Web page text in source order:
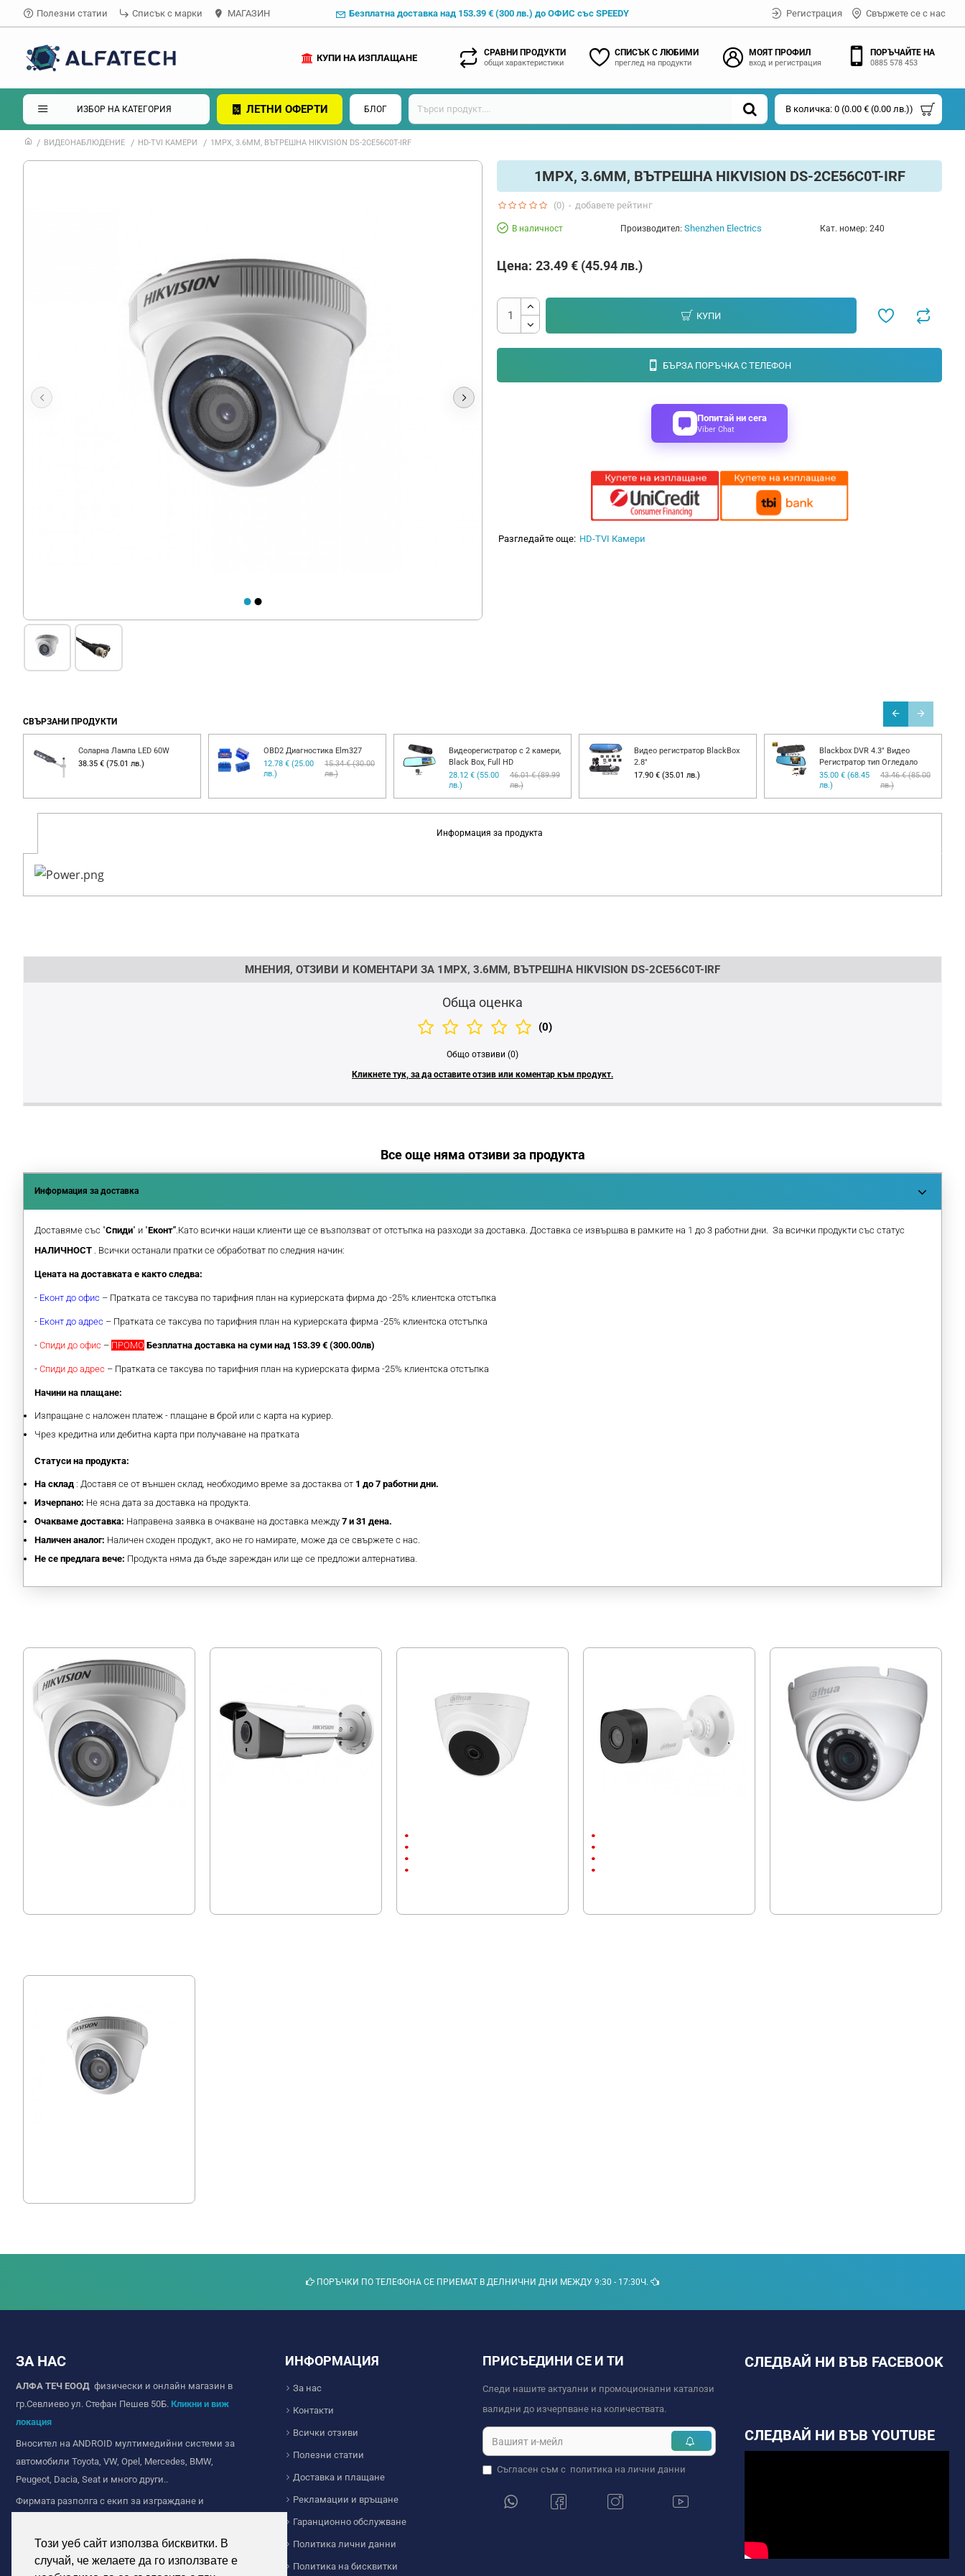
Този уеб сайт използва бисквитки. В
случай, че желаете да го използвате е
Полезни статии Списък с марки МАГАЗИН Безплатна доставка над 153.39 € (300 лв.) до ОФИС със SPEEDY Регистрация Свържете се с нас
СРАВНИ ПРОДУКТИ
общи характеристики
СПИСЪК С ЛЮБИМИ
преглед на продукти
МОЯТ ПРОФИЛ
вход и регистрация
ПОРЪЧАЙТЕ НА
0885 578 453
КУПИ НА ИЗПЛАЩАНЕ
ИЗБОР НА КАТЕГОРИЯ ЛЕТНИ ОФЕРТИ БЛОГ В количка: 0 (0.00 € (0.00 лв.))
ВИДЕОНАБЛЮДЕНИЕ HD-TVI КАМЕРИ 1MPX, 3.6MM, ВЪТРЕШНА HIKVISION DS-2CE56C0T-IRF
1MPX, 3.6MM, ВЪТРЕШНА HIKVISION DS-2CE56C0T-IRF
В наличност Производител: Shenzhen Electrics Кат. номер: 240
(0) - добавете рейтинг
Цена: 23.49 € (45.94 лв.)
КУПИ
БЪРЗА ПОРЪЧКА С ТЕЛЕФОН
Попитай ни сега
Viber Chat
Разгледайте още: HD-TVI Камери
СВЪРЗАНИ ПРОДУКТИ
Соларна Лампа LED 60W
38.35 € (75.01 лв.)
OBD2 Диагностика Elm327
12.78 € (25.00
лв.)
15.34 € (30.00
лв.)
Видеорегистратор с 2 камери,
Black Box, Full HD
28.12 € (55.00
лв.)
46.01 € (89.99
лв.)
Видео регистратор BlackBox
2.8"
17.90 € (35.01 лв.)
Blackbox DVR 4.3" Видео
Регистратор тип Огледало
35.00 € (68.45
лв.)
43.46 € (85.00
лв.)
Информация за продукта
МНЕНИЯ, ОТЗИВИ И КОМЕНТАРИ ЗА 1MPX, 3.6MM, ВЪТРЕШНА HIKVISION DS-2CE56C0T-IRF
Обща оценка
(0)
Общо отзвиви (0)
Кликнете тук, за да оставите отзив или коментар към продукт.
Все още няма отзиви за продукта
Информация за доставка
Доставяме със "Спиди" и "Еконт" .Като всички наши клиенти ще се възползват от отстъпка на разходи за доставка. Доставка се извършва в рамките на 1 до 3 работни дни. За всички продукти със статус
НАЛИЧНОСТ
. Всички останали пратки се обработват по следния начин:
Цената на доставката е както следва:
- Еконт до офис – Пратката се таксува по тарифния план на куриерската фирма до -25% клиентска отстъпка
- Еконт до адрес – Пратката се таксува по тарифния план на куриерската фирма -25% клиентска отстъпка
- Спиди до офис – ПРОМО Безплатна доставка на суми над 153.39 € (300.00лв)
- Спиди до адрес – Пратката се таксува по тарифния план на куриерската фирма -25% клиентска отстъпка
Начини на плащане:
Изпращане с наложен платеж - плащане в брой или с карта на куриер.
Чрез кредитна или дебитна карта при получаване на пратката
Статуси на продукта:
На склад : Доставя се от външен склад, необходимо време за достаква от 1 до 7 работни дни.
Изчерпано: Не ясна дата за доставка на продукта.
Очакваме доставка: Направена заявка в очакване на доставка между 7 и 31 дена.
Наличен аналог: Наличен сходен продукт, ако не го намирате, може да се свържете с нас.
Не се предлага вече: Продукта няма да бъде зареждан или ще се предложи алтернатива.
ПОРЪЧКИ ПО ТЕЛЕФОНА СЕ ПРИЕМАТ В ДЕЛНИЧНИ ДНИ МЕЖДУ 9:30 - 17:30Ч.
ЗА НАС
АЛФА ТЕЧ ЕООД физически и онлайн магазин в
гр.Севлиево ул. Стефан Пешев 50Б. Кликни и виж
локация
Вносител на ANDROID мултимедийни системи за
автомобили Toyota, VW, Opel, Mercedes, BMW,
Peugeot, Dacia, Seat и много други..
Фирмата разполга с екип за изграждане и
ние сме с дългогодишен опит в сферата на
видеонаблюдението.
ИНФОРМАЦИЯ
За нас
Контакти
Всички отзиви
Полезни статии
Доставка и плащане
Рекламации и връщане
Гаранционно обслужване
Политика лични данни
Политика на бисквитки
ПРИСЪЕДИНИ СЕ И ТИ
Следи нашите актуални и промоционални каталози
валидни до изчерпване на количествата.
Съгласен съм с политика на лични данни
СЛЕДВАЙ НИ ВЪВ FACEBOOK
СЛЕДВАЙ НИ ВЪВ YOUTUBE